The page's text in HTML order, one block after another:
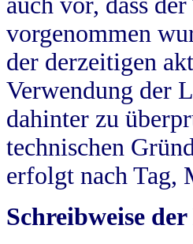
vorgenommen
der derzeitigen
Verwendung der
dahinter zu
technischen
erfolgt nach Tag,
Schreibweise